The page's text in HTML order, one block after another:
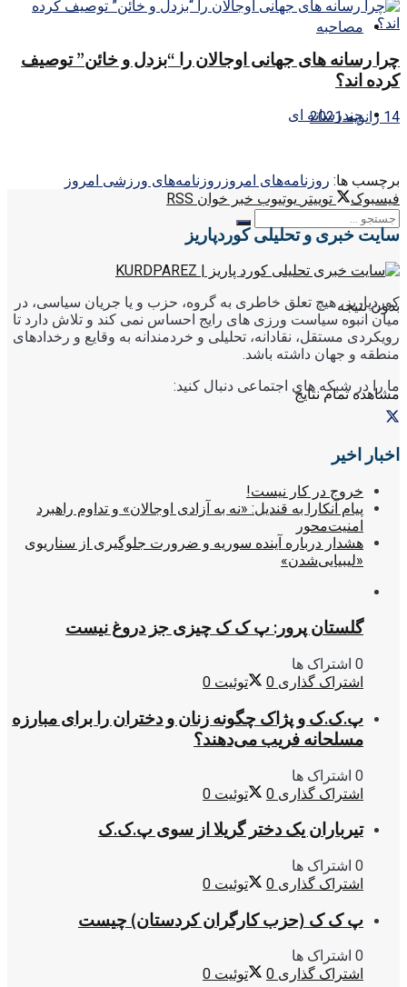
مصاحبه
چندرسانه ای
بدون نتیجه
مشاهده تمام نتایج
چرا رسانه های جهانی اوجالان را “بزدل و خائن” توصیف
کرده اند؟
14 ژانویه 2021
برچسب ها: روزنامه‌های امروز روزنامه‌های ورزشی امروز
فیسبوک
توییتر یوتیوب خبر خوان RSS
سایت خبری و تحلیلی کوردپاریز
کوردپاریز، هیچ تعلق خاطری به گروه، حزب و یا جریان سیاسی، در
میان انبوه سیاست ورزی های رایج احساس نمی کند و تلاش دارد تا
رویکردی مستقل، نقادانه، تحلیلی و خردمندانه به وقایع و رخدادهای
منطقه و جهان داشته باشد.
ما را در شبکه های اجتماعی دنبال کنید:
اخبار اخیر
خروج در کار نیست!
پیام آنکارا به قندیل: «نه به آزادی اوجالان» و تداوم راهبرد
امنیت‌محور
هشدار درباره آینده سوریه و ضرورت جلوگیری از سناریوی
«لیبیایی‌شدن»
گلستان پرور: پ ک ک چیزی جز دروغ نیست
0 اشتراک ها
اشتراک گذاری 0 توئیت 0
پ.ک.ک و پژاک چگونه زنان و دختران را برای مبارزه
مسلحانه فریب می‌دهند؟
0 اشتراک ها
اشتراک گذاری 0 توئیت 0
تیرباران یک دختر گریلا از سوی پ.ک.ک
0 اشتراک ها
اشتراک گذاری 0 توئیت 0
پ ک ک (حزب کارگران کردستان) چیست
0 اشتراک ها
اشتراک گذاری 0 توئیت 0